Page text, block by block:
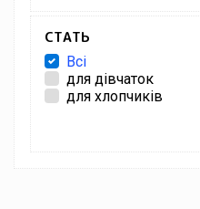
СТАТЬ
Всі
для дівчаток
для хлопчиків